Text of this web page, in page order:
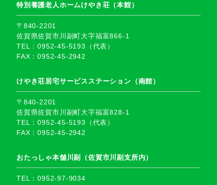
特別養護老人ホームけやき荘（本館）
〒840-2201
佐賀県佐賀市川副町大字福富866-1
TEL：0952-45-5193（代表）
FAX：0952-45-2942
けやき荘居宅サービスステーション（南館）
〒840-2201
佐賀県佐賀市川副町大字福富828-1
TEL：0952-45-5193（代表）
FAX：0952-45-2942
おたっしゃ本舗川副（佐賀市川副支所内）
TEL：0952-97-9034